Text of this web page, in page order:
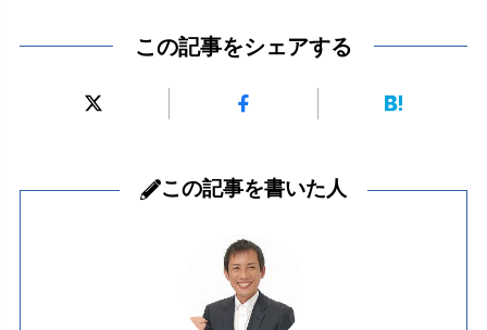
この記事をシェアする
この記事を書いた人